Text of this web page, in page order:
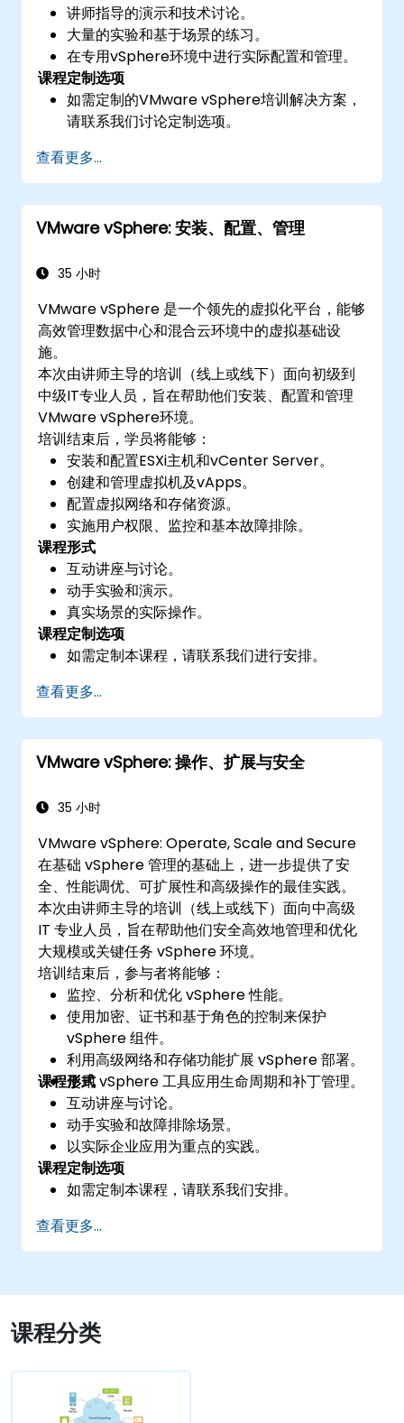
讲师指导的演示和技术讨论。
大量的实验和基于场景的练习。
在专用vSphere环境中进行实际配置和管理。
课程定制选项
如需定制的VMware vSphere培训解决方案，
请联系我们讨论定制选项。
查看更多...
VMware vSphere: 安装、配置、管理
35 小时
VMware vSphere 是一个领先的虚拟化平台，能够
高效管理数据中心和混合云环境中的虚拟基础设
施。
本次由讲师主导的培训（线上或线下）面向初级到
中级IT专业人员，旨在帮助他们安装、配置和管理
VMware vSphere环境。
培训结束后，学员将能够：
安装和配置ESXi主机和vCenter Server。
创建和管理虚拟机及vApps。
配置虚拟网络和存储资源。
实施用户权限、监控和基本故障排除。
课程形式
互动讲座与讨论。
动手实验和演示。
真实场景的实际操作。
课程定制选项
如需定制本课程，请联系我们进行安排。
查看更多...
VMware vSphere: 操作、扩展与安全
35 小时
VMware vSphere: Operate, Scale and Secure
在基础 vSphere 管理的基础上，进一步提供了安
全、性能调优、可扩展性和高级操作的最佳实践。
本次由讲师主导的培训（线上或线下）面向中高级
IT 专业人员，旨在帮助他们安全高效地管理和优化
大规模或关键任务 vSphere 环境。
培训结束后，参与者将能够：
监控、分析和优化 vSphere 性能。
使用加密、证书和基于角色的控制来保护
vSphere 组件。
利用高级网络和存储功能扩展 vSphere 部署。
使用 vSphere 工具应用生命周期和补丁管理。
课程形式
互动讲座与讨论。
动手实验和故障排除场景。
以实际企业应用为重点的实践。
课程定制选项
如需定制本课程，请联系我们安排。
查看更多...
课程分类